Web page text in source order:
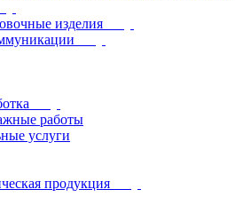
изделия
работы
услуги
продукция